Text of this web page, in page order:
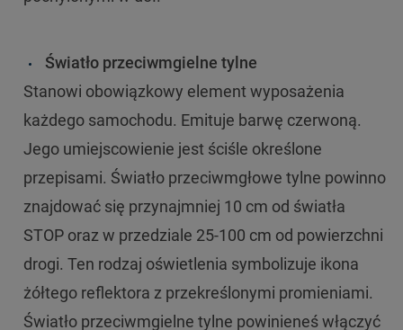
Światło przeciwmgielne tylne
Stanowi obowiązkowy element wyposażenia
każdego samochodu. Emituje barwę czerwoną.
Jego umiejscowienie jest ściśle określone
przepisami. Światło przeciwmgłowe tylne powinno
znajdować się przynajmniej 10 cm od światła
STOP oraz w przedziale 25-100 cm od powierzchni
drogi. Ten rodzaj oświetlenia symbolizuje ikona
żółtego reflektora z przekreślonymi promieniami.
Światło przeciwmgielne tylne powinieneś włączyć